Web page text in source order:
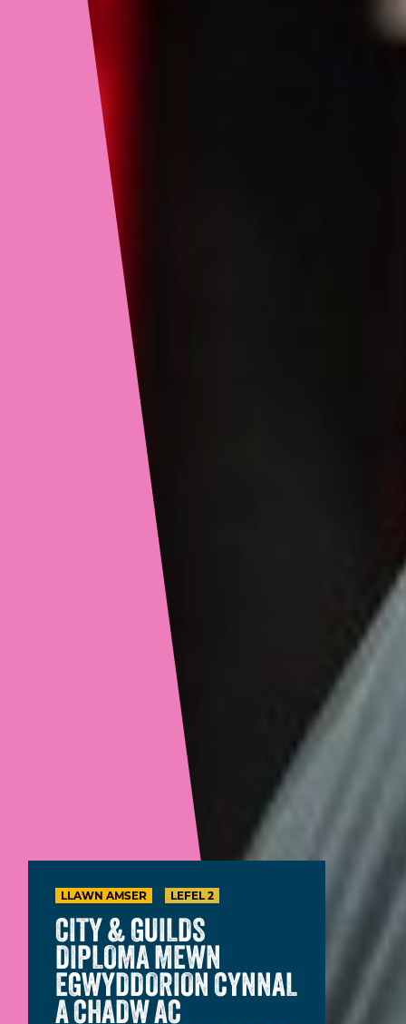
LLAWN AMSER LEFEL 2
CITY & GUILDS
DIPLOMA MEWN
EGWYDDORION CYNNAL
A CHADW AC